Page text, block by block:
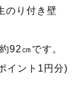
のり付き壁
92㎝です。
イント1円分)